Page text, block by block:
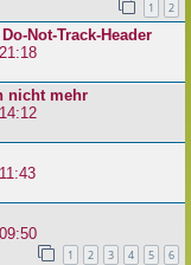
1 2
Not-Track-Header
nicht mehr
1 2 3 4 5 6